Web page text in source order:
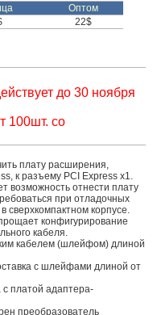
Оптом
22$
до 30 ноября
100шт. cо
плату расширения,
к разъему PCI Express x1.
возможность отнести плату
при отладочных
сверхкомпактном корпусе.
конфигурирование
кабеля.
кабелем (шлейфом) длиной
с шлейфами длиной от
платой адаптера-
преобразователь